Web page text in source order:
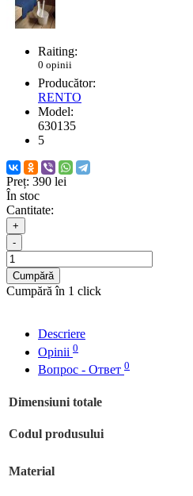
Raiting:
0 opinii
Producător:
RENTO
Model:
630135
5
Preț: 390 lei
În stoc
Cantitate:
+
-
Cumpără
Cumpără în 1 click
Descriere
Opinii 0
Вопрос - Ответ 0
Dimensiuni totale
Codul produsului
Material